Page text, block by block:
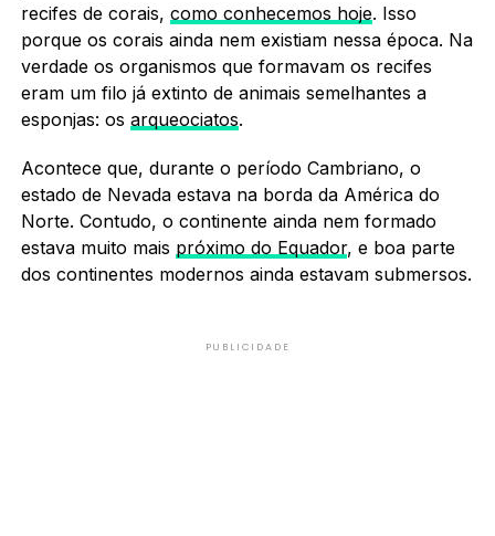
recifes de corais, como conhecemos hoje. Isso
porque os corais ainda nem existiam nessa época. Na
verdade os organismos que formavam os recifes
eram um filo já extinto de animais semelhantes a
esponjas: os arqueociatos.
Acontece que, durante o período Cambriano, o
estado de Nevada estava na borda da América do
Norte. Contudo, o continente ainda nem formado
estava muito mais próximo do Equador, e boa parte
dos continentes modernos ainda estavam submersos.
PUBLICIDADE